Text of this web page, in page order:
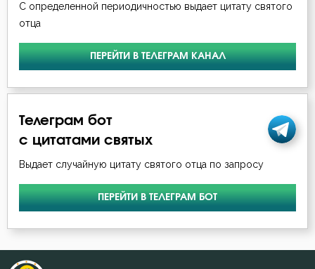
С определенной периодичностью выдает цитату святого
отца
ПЕРЕЙТИ В ТЕЛЕГРАМ КАНАЛ
Телеграм бот
с цитатами святых
Выдает случайную цитату святого отца по запросу
ПЕРЕЙТИ В ТЕЛЕГРАМ БОТ